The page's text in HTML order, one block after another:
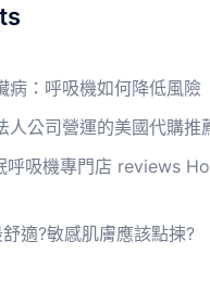
病：呼吸機如何降低風險
人公司營運的美國代購推
呼吸機專門店 reviews
適?敏感肌膚應該點揀?